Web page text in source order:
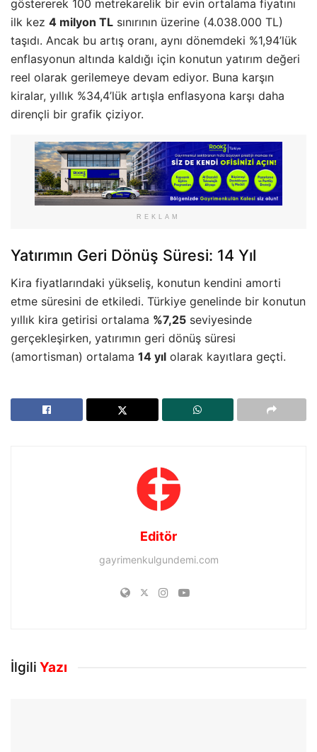
göstererek 100 metrekarelik bir evin ortalama fiyatını
ilk kez 4 milyon TL sınırının üzerine (4.038.000 TL)
taşıdı. Ancak bu artış oranı, aynı dönemdeki %1,94’lük
enflasyonun altında kaldığı için konutun yatırım değeri
reel olarak gerilemeye devam ediyor. Buna karşın
kiralar, yıllık %34,4’lük artışla enflasyona karşı daha
dirençli bir grafik çiziyor.
REKLAM
Yatırımın Geri Dönüş Süresi: 14 Yıl
Kira fiyatlarındaki yükseliş, konutun kendini amorti
etme süresini de etkiledi. Türkiye genelinde bir konutun
yıllık kira getirisi ortalama %7,25 seviyesinde
gerçekleşirken, yatırımın geri dönüş süresi
(amortisman) ortalama 14 yıl olarak kayıtlara geçti.
Editör
gayrimenkulgundemi.com
İlgili Yazı